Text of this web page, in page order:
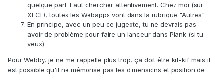
quelque part. Faut chercher attentivement. Chez moi (sur
XFCE), toutes les Webapps vont dans la rubrique "Autres"
En principe, avec un peu de jugeote, tu ne devrais pas
avoir de problème pour faire un lanceur dans Plank (si tu
veux)
Pour Webby, je ne me rappelle plus trop, ça doit être kif-kif mais il
est possible qu'il ne mémorise pas les dimensions et position de